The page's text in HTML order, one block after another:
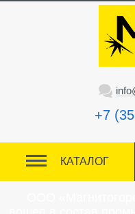
+7
КАТАЛОГ